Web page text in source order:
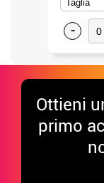
-
Ottieni
primo